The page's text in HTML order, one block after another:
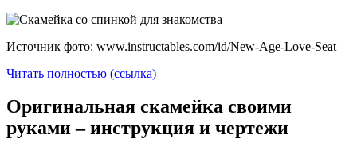
Источник фото: www.instructables.com/id/New-Age-Love-Seat
Читать полностью (ссылка)
Оригинальная скамейка своими
руками – инструкция и чертежи